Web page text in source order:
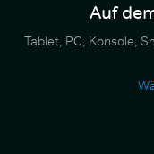
Auf
Tablet, PC, Konsole,